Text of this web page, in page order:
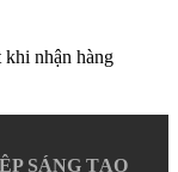
khi nhận hàng
SÁNG TẠO